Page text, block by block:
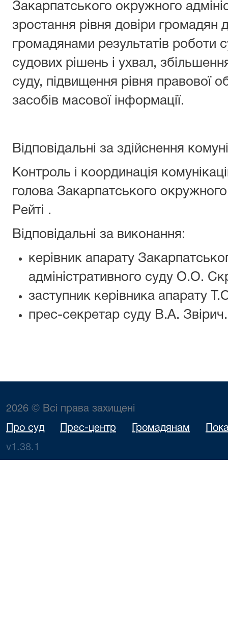
Закарпатського окружного
зростання рiвня довіри громадян
громадянами результатів роботи
судових рішень i ухвал,
суду, підвищення рiвня правової
засобів масової інформації.
Відповідальні за здійснення
Контроль i координація
голова Закарпатського окружного
Рейті .
Відповідальні за виконання:
керівник апарату
адмiнiстративного суду О.О.
заступник керівника апарату
прес-секретар суду В.А. Звірич.
2026 © Всі права захищені
Про суд Прес-центр Громадянам
v1.38.1